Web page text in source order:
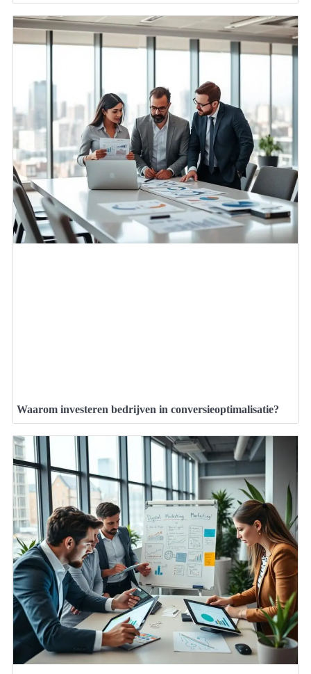
Waarom investeren bedrijven in conversieoptimalisatie?